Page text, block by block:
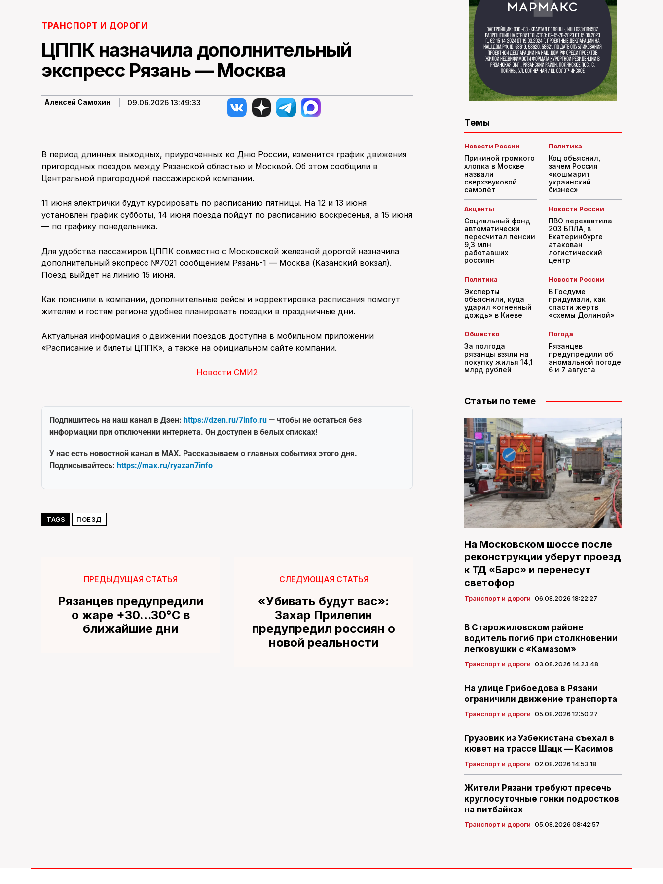
ТРАНСПОРТ И ДОРОГИ
ЦППК назначила дополнительный
экспресс Рязань — Москва
Алексей Самохин 09.06.2026 13:49:33
В период длинных выходных, приуроченных ко Дню России, изменится график движения
пригородных поездов между Рязанской областью и Москвой. Об этом сообщили в
Центральной пригородной пассажирской компании.
11 июня электрички будут курсировать по расписанию пятницы. На 12 и 13 июня
установлен график субботы, 14 июня поезда пойдут по расписанию воскресенья, а 15 июня
— по графику понедельника.
Для удобства пассажиров ЦППК совместно с Московской железной дорогой назначила
дополнительный экспресс №7021 сообщением Рязань-1 — Москва (Казанский вокзал).
Поезд выйдет на линию 15 июня.
Как пояснили в компании, дополнительные рейсы и корректировка расписания помогут
жителям и гостям региона удобнее планировать поездки в праздничные дни.
Актуальная информация о движении поездов доступна в мобильном приложении
«Расписание и билеты ЦППК», а также на официальном сайте компании.
Новости СМИ2
Подпишитесь на наш канал в Дзен: https://dzen.ru/7info.ru — чтобы не остаться без
информации при отключении интернета. Он доступен в белых списках!
У нас есть новостной канал в MAX. Рассказываем о главных событиях этого дня.
Подписывайтесь: https://max.ru/ryazan7info
TAGS ПОЕЗД
ПРЕДЫДУЩАЯ СТАТЬЯ
Рязанцев предупредили
о жаре +30…30°C в
ближайшие дни
СЛЕДУЮЩАЯ СТАТЬЯ
«Убивать будут вас»:
Захар Прилепин
предупредил россиян о
новой реальности
Темы
Новости России
Причиной громкого
хлопка в Москве
назвали
сверхзвуковой
самолёт
Политика
Коц объяснил,
зачем Россия
«кошмарит
украинский
бизнес»
Акценты
Социальный фонд
автоматически
пересчитал пенсии
9,3 млн
работавших
россиян
Новости России
ПВО перехватила
203 БПЛА, в
Екатеринбурге
атакован
логистический
центр
Политика
Эксперты
объяснили, куда
ударил «огненный
дождь» в Киеве
Новости России
В Госдуме
придумали, как
спасти жертв
«схемы Долиной»
Общество
За полгода
рязанцы взяли на
покупку жилья 14,1
млрд рублей
Погода
Рязанцев
предупредили об
аномальной погоде
6 и 7 августа
Статьи по теме
На Московском шоссе после
реконструкции уберут проезд
к ТД «Барс» и перенесут
светофор
Транспорт и дороги 06.08.2026 18:22:27
В Старожиловском районе
водитель погиб при столкновении
легковушки с «Камазом»
Транспорт и дороги 03.08.2026 14:23:48
На улице Грибоедова в Рязани
ограничили движение транспорта
Транспорт и дороги 05.08.2026 12:50:27
Грузовик из Узбекистана съехал в
кювет на трассе Шацк — Касимов
Транспорт и дороги 02.08.2026 14:53:18
Жители Рязани требуют пресечь
круглосуточные гонки подростков
на питбайках
Транспорт и дороги 05.08.2026 08:42:57